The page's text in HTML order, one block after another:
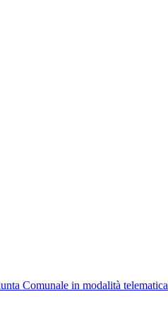
Comunale in modalità telematica